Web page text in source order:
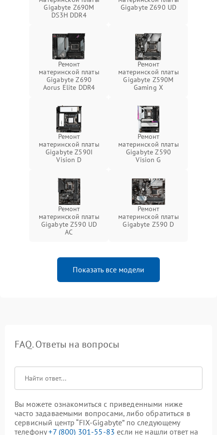
Gigabyte Z690M
DS3H DDR4
Gigabyte Z690 UD
Ремонт
материнской платы
Gigabyte Z690
Aorus Elite DDR4
Ремонт
материнской платы
Gigabyte Z590M
Gaming X
Ремонт
материнской платы
Gigabyte Z590I
Vision D
Ремонт
материнской платы
Gigabyte Z590
Vision G
Ремонт
материнской платы
Gigabyte Z590 UD
AC
Ремонт
материнской платы
Gigabyte Z590 D
Показать все модели
FAQ. Ответы на вопросы
Вы можете ознакомиться с приведенными ниже
часто задаваемыми вопросами, либо обратиться в
сервисный центр “FIX-Gigabyte” по следующему
телефону+7 (800) 301-55-83 если не нашли ответ на